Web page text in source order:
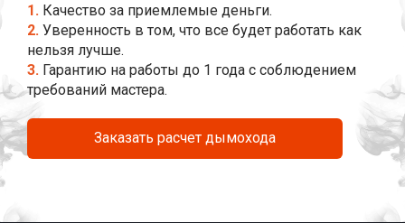
1. Качество за приемлемые деньги.
2. Уверенность в том, что все будет работать как
нельзя лучше.
3. Гарантию на работы до 1 года с соблюдением
требований мастера.
Заказать расчет дымохода